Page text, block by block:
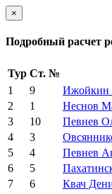
×
Подробный расчет
Тур Ст. №
1
9 Ижойкин
2
1 Неснов
3
10 Певнев
4
3
5
4 Певнев
6
5
7
6 Квач